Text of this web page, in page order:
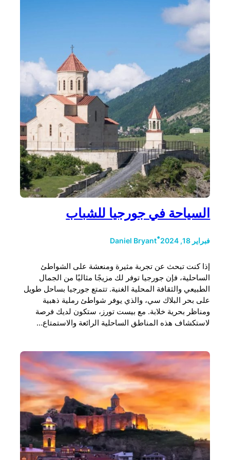
السياحة في جورجيا للشباب
فبراير 18, 2024 •
Daniel Bryant
إذا كنت تبحث عن تجربة مثيرة ومنعشة على الشواطئ
الساحلية، فإن جورجيا توفر لك مزيجًا مثاليًا من الجمال
الطبيعي والثقافة المحلية الغنية. تتمتع جورجيا بساحل طويل
على بحر البلاك سي، والذي يوفر شواطئ رملية ذهبية
ومناظر بحرية خلابة. مع بيست تورز، ستكون لديك فرصة
لاستكشاف هذه المناطق الساحلية الرائعة والاستمتاع…